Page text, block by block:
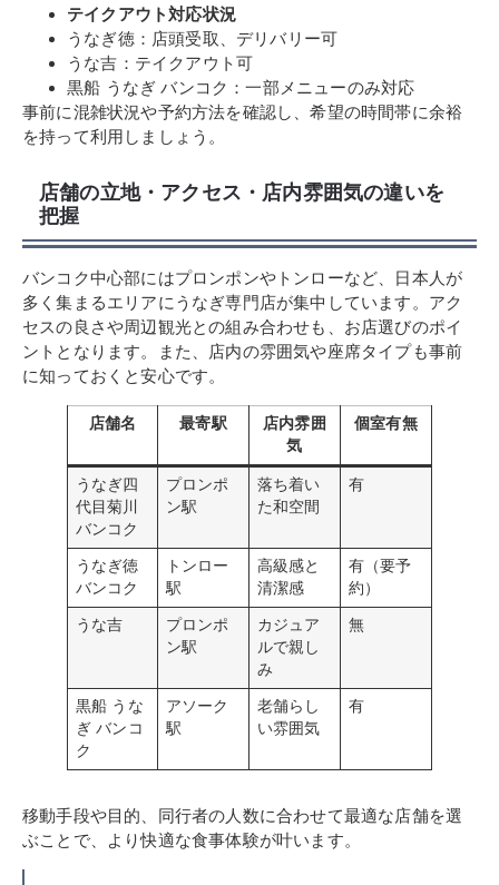
テイクアウト対応状況
うなぎ徳：店頭受取、デリバリー可
うな吉：テイクアウト可
黒船 うなぎ バンコク：一部メニューのみ対応
事前に混雑状況や予約方法を確認し、希望の時間帯に余裕
を持って利用しましょう。
店舗の立地・アクセス・店内雰囲気の違いを
把握
バンコク中心部にはプロンポンやトンローなど、日本人が
多く集まるエリアにうなぎ専門店が集中しています。アク
セスの良さや周辺観光との組み合わせも、お店選びのポイ
ントとなります。また、店内の雰囲気や座席タイプも事前
に知っておくと安心です。
店舗名 最寄駅
店内雰囲
気
個室有無
うなぎ四
代目菊川
バンコク
プロンポ
ン駅
落ち着い
た和空間
有
うなぎ徳
バンコク
トンロー
駅
高級感と
清潔感
有（要予
約）
うな吉
プロンポ
ン駅
カジュア
ルで親し
み
無
黒船 うな
ぎ バンコ
ク
アソーク
駅
老舗らし
い雰囲気
有
移動手段や目的、同行者の人数に合わせて最適な店舗を選
ぶことで、より快適な食事体験が叶います。